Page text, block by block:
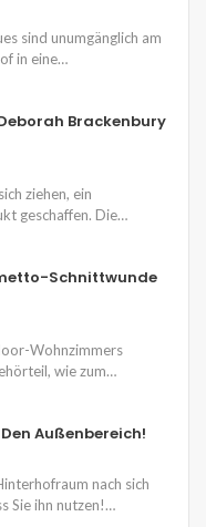
sind unumgänglich am
in eine…
Brackenbury
ziehen, ein
geschaffen. Die…
Schnittwunde
Wohnzimmers
wie zum…
Außenbereich!
nach sich
Sie ihn nutzen!…